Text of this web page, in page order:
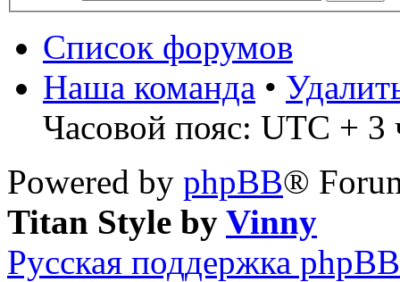
Список форумов
Наша команда •
Часовой пояс: UTC + 3
Powered by phpBB®
Titan Style by Vinny
Русская поддержка phpBB